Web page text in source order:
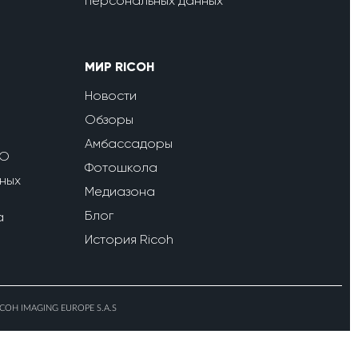
МИР RICOH
Новости
Обзоры
Амбассадоры
Фотошкола
Медиазона
Блог
История Ricoh
IMAGING EUROPE S.A.S